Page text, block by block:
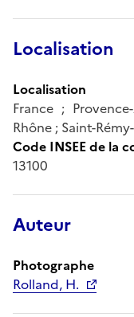
Localisation
Localisation
France ;
Rhône ; Saint-
Code INSEE de la
13100
Auteur
Photographe
Rolland, H.